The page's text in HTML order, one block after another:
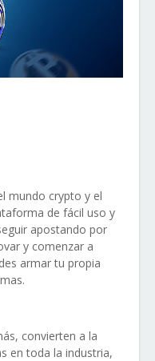
mundo crypto y el
de fácil uso y
apostando por
y comenzar a
armar tu propia
convierten a la
en toda la industria,